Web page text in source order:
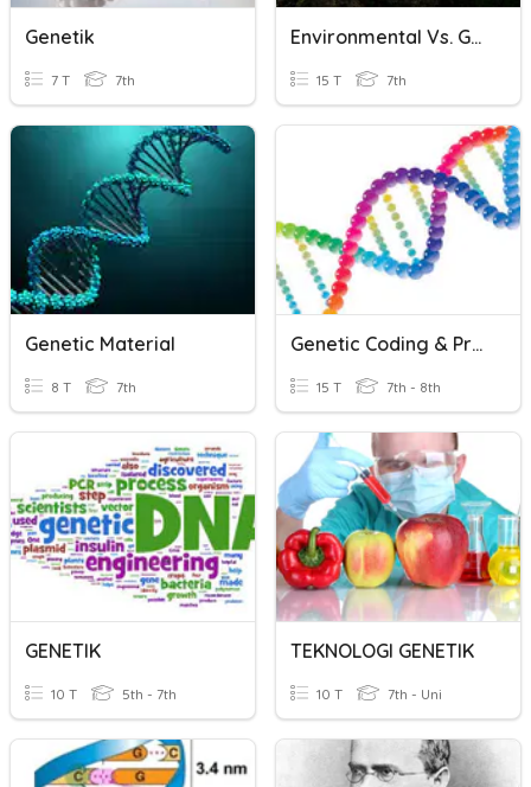
Genetik
7 T 7th
Environmental Vs. Genetic Factors
15 T 7th
Genetic Material
8 T 7th
Genetic Coding & Protein Synthesis
15 T 7th - 8th
GENETIK
10 T 5th - 7th
TEKNOLOGI GENETIK
10 T 7th - Uni